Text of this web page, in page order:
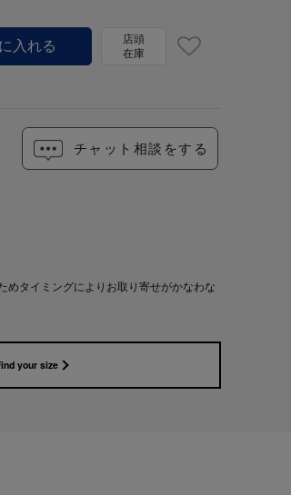
店頭
在庫
チャット相談をする
めタイミングによりお取り寄せがかなわな
your size